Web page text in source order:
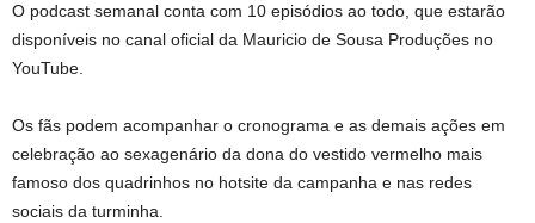
O podcast semanal conta com 10 episódios ao todo, que estarão
disponíveis no canal oficial da Mauricio de Sousa Produções no
YouTube.
Os fãs podem acompanhar o cronograma e as demais ações em
celebração ao sexagenário da dona do vestido vermelho mais
famoso dos quadrinhos no hotsite da campanha e nas redes
sociais da turminha.